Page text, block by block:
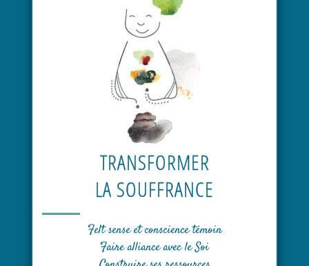
TRANSFORMER
LA SOUFFRANCE
Felt sense et conscience témoin
Faire alliance avec le Soi